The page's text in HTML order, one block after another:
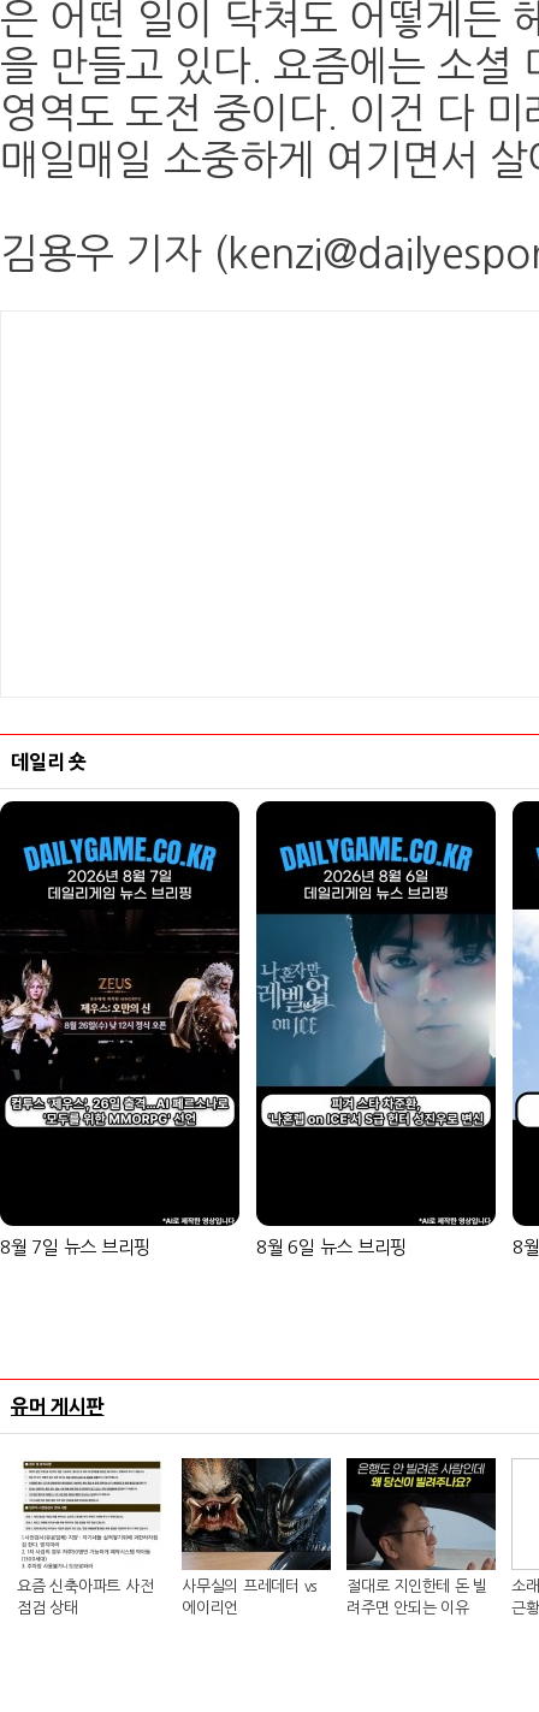
은 어떤 일이 닥쳐도 어떻게든
을 만들고 있다. 요즘에는 소셜
영역도 도전 중이다. 이건 다
매일매일 소중하게 여기면서
김용우 기자
데일리 숏
8월 7일 뉴스 브리핑 8월 6일 뉴스 브리핑 8
유머 게시판
요즘 신축아파트 사전
점검 상태
사무실의 프레데터 vs
에이리언
절대로 지인한테 돈 빌
려주면 안되는 이유
소
근